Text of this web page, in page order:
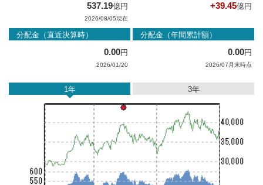
537.19億円
2026/08/05現在
+39.45億円
分配金（直近決算時） 分配金（年間累計額）
0.00円
2026/01/20
0.00円
2026/07月末時点
1年 3年